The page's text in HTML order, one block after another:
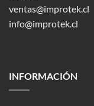
ventas@improtek.cl
info@improtek.cl
INFORMACIÓN